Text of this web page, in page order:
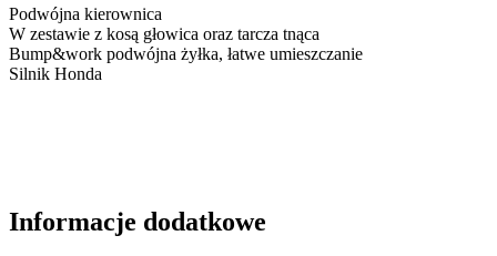
Podwójna kierownica
W zestawie z kosą głowica oraz tarcza tnąca
Bump&work podwójna żyłka, łatwe umieszczanie
Silnik Honda
Informacje dodatkowe